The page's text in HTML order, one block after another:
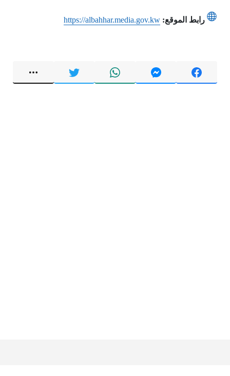
رابط الموقع: https://albahhar.media.gov.kw